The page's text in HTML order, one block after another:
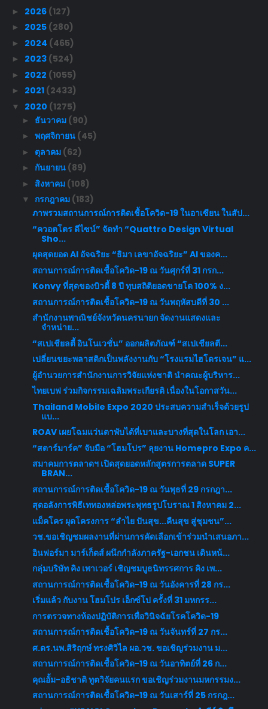
► 2026 (127)
► 2025 (280)
► 2024 (465)
► 2023 (524)
► 2022 (1055)
► 2021 (2433)
▼ 2020 (1275)
► ธันวาคม (90)
► พฤศจิกายน (45)
► ตุลาคม (62)
► กันยายน (89)
► สิงหาคม (108)
▼ กรกฎาคม (183)
ภาพรวมสถานการณ์การติดเชื้อโควิด-19 ในอาเซียน ในสัป...
“ควอตโตร ดีไซน์” จัดทำ “Quattro Design Virtual
Sho...
ผุดสุดยอด AI อัจฉริยะ “ธิมา เลขาอัจฉริยะ” AI ของค...
สถานการณ์การติดเชื้อโควิด-19 ณ วันศุกร์ที่ 31 กรก...
Konvy ที่สุดของบิวตี้ 8 ปี ทุบสถิติยอดขายโต 100% ง...
สถานการณ์การติดเชื้อโควิด-19 ณ วันพฤหัสบดีที่ 30 ...
สำนักงานพาณิชย์จังหวัดนครนายก จัดงานแสดงและ
จำหน่าย...
“สเปเชียลตี้ อินโนเวชั่น” ออกผลิตภัณฑ์ “สเปเชียลตี...
เปลี่ยนขยะพลาสติกเป็นพลังงานกับ “โรงแรมไฮโดรเจน” แ...
ผู้อำนวยการสำนักงานการวิจัยแห่งชาติ นำคณะผู้บริหาร...
ไทยเบฟ ร่วมกิจกรรมเฉลิมพระเกียรติ เนื่องในโอกาสวัน...
Thailand Mobile Expo 2020 ประสบความสำเร็จด้วยรูป
แบ...
ROAV เผยโฉมแว่นตาพับได้ที่เบาและบางที่สุดในโลก เอา...
“สตาร์มาร์ค” จับมือ “โฮมโปร” ลุยงาน Homepro Expo ค...
สมาคมการตลาดฯ เปิดสุดยอดหลักสูตรการตลาด SUPER
BRAN...
สถานการณ์การติดเชื้อโควิด-19 ณ วันพุธที่ 29 กรกฎา...
สุดอลังการพิธีเททองหล่อพระพุทธรูปโบราณ 1 สิงหาคม 2...
แม็คโคร ผุดโครงการ “ลำไย ปันสุข...คืนสุข สู่ชุมชน”...
วช.ขอเชิญชมผลงานที่ผ่านการคัดเลือกเข้าร่วมนำเสนอภา...
อินฟอร์มา มาร์เก็ตส์ ผนึกกำลังภาครัฐ-เอกชน เดินหน้...
กลุ่มบริษัท คิง เพาเวอร์ เชิญชมบูธนิทรรศการ คิง เพ...
สถานการณ์การติดเชื้อโควิด-19 ณ วันอังคารที่ 28 กร...
เริ่มแล้ว กับงาน โฮมโปร เอ็กซ์โป ครั้งที่ 31 มหกรร...
การตรวจทางห้องปฏิบัติการเพื่อวินิจฉัยโรคโควิด-19
สถานการณ์การติดเชื้อโควิด-19 ณ วันจันทร์ที่ 27 กร...
ศ.ดร.นพ.สิริฤกษ์ ทรงศิวิไล ผอ.วช. ขอเชิญร่วมงาน ม...
สถานการณ์การติดเชื้อโควิด-19 ณ วันอาทิตย์ที่ 26 ก...
คุณอั้ม-อธิชาติ ทูตวิจัยคนแรก ขอเชิญร่วมงานมหกรรมง...
สถานการณ์การติดเชื้อโควิด-19 ณ วันเสาร์ที่ 25 กรกฎ...